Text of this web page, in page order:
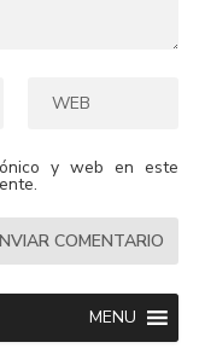
y web en este
MENU